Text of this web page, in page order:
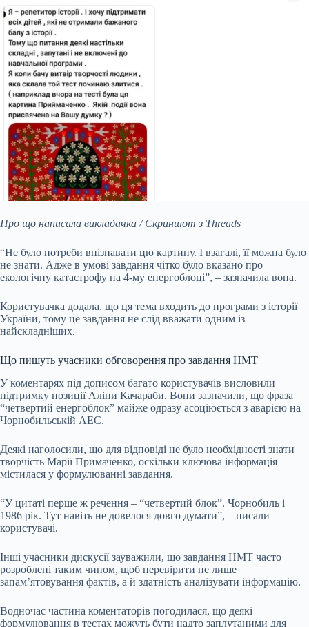
Про що написала викладачка / Скриншот з Threads
“Не було потреби впізнавати цю картину. І взагалі, її можна було
не знати. Адже в умові завдання чітко було вказано про
екологічну катастрофу на 4-му енергоблоці”, – зазначила вона.
Користувачка додала, що ця тема входить до програми з історії
України, тому це завдання не слід вважати одним із
найскладніших.
Що пишуть учасники обговорення про завдання НМТ
У коментарях під дописом багато користувачів висловили
підтримку позиції Аліни Качараби. Вони зазначили, що фраза
“четвертий енергоблок” майже одразу асоціюється з аварією на
Чорнобильській АЕС.
Деякі наголосили, що для відповіді не було необхідності знати
творчість Марії Примаченко, оскільки ключова інформація
містилася у формулюванні завдання.
“У цитаті перше ж речення – “четвертий блок”. Чорнобиль і
1986 рік. Тут навіть не довелося довго думати”, – писали
користувачі.
Інші учасники дискусії зауважили, що завдання НМТ часто
розроблені таким чином, щоб перевірити не лише
запам’ятовування фактів, а й здатність аналізувати інформацію.
Водночас частина коментаторів погодилася, що деякі
формулювання в тестах можуть бути надто заплутаними для